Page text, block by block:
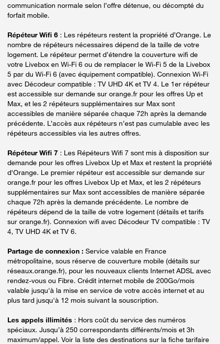
communication normale selon l’offre détenue, ou décompté du
forfait mobile.
Répéteur Wifi 6 : Les répéteurs restent la propriété d’Orange. Le
nombre de répéteurs nécessaires dépend de la taille de votre
logement. Le répéteur permet d’étendre la couverture wifi de
votre Livebox en Wi-Fi 6 ou de remplacer le Wi-Fi 5 de la Livebox
5 par du Wi-Fi 6 (avec équipement compatible). Connexion Wi-Fi
avec Décodeur compatible : TV UHD 4K et TV 4. Le 1er répéteur
est accessible sur demande sur orange.fr pour les offres Up et
Max, et les 2 répéteurs supplémentaires sur Max sont
accessibles de manière séparée chaque 72h après la demande
précédente. L’accès aux répéteurs n’est pas cumulable avec les
répéteurs accessibles via les autres offres.
Répéteur Wifi 7 : Les Répéteurs Wifi 7 sont mis à disposition sur
demande pour les offres Livebox Up et Max et restent la propriété
d'Orange. Le premier répéteur est accessible sur demande sur
orange.fr pour les offres Livebox Up et Max, et les 2 répéteurs
supplémentaires sur Max sont accessibles de manière séparée
chaque 72h après la demande précédente. Le nombre de
répéteurs dépend de la taille de votre logement (détails et tarifs
sur orange.fr). Connexion wifi avec Décodeur TV compatible : TV
4, TV UHD 4K et TV 6.
Partage de connexion : Service valable en France
métropolitaine, sous réserve de couverture mobile (détails sur
réseaux.orange.fr), pour les nouveaux clients Internet ADSL avec
rendez-vous ou Fibre. Crédit internet mobile de 200Go/mois
valable jusqu'à la mise en service de votre accès internet et au
plus tard jusqu'à 12 mois suivant la souscription.
Les appels illimités : Hors coût du service des numéros
spéciaux. Jusqu’à 250 correspondants différents/mois et 3h
maximum/appel. Voir la liste des destinations sur la fiche tarifaire